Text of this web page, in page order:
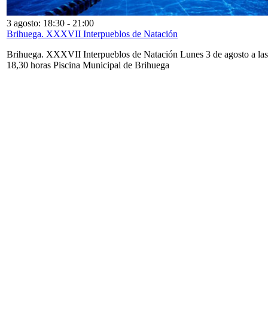
3 agosto: 18:30 - 21:00
Brihuega. XXXVII Interpueblos de Natación
Brihuega. XXXVII Interpueblos de Natación Lunes 3 de agosto a las
18,30 horas Piscina Municipal de Brihuega